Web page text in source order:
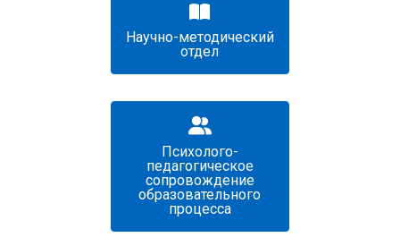
Научно-методический
отдел
Психолого-
педагогическое
сопровождение
образовательного
процесса